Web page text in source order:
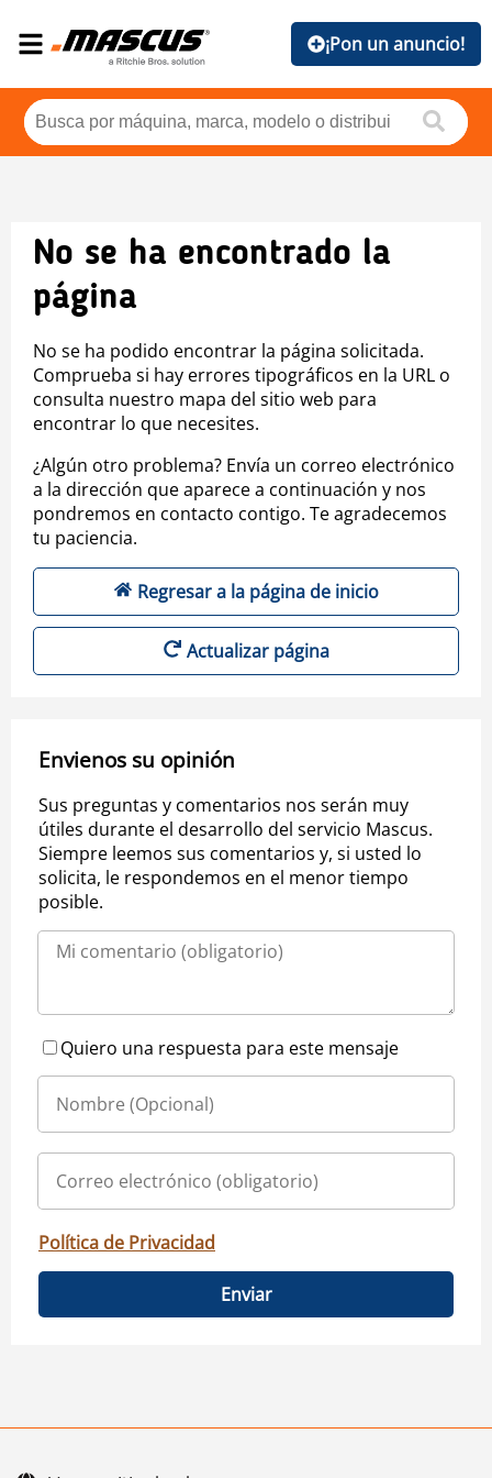
¡Pon un anuncio!
No se ha encontrado la
página
No se ha podido encontrar la página solicitada.
Comprueba si hay errores tipográficos en la URL o
consulta nuestro mapa del sitio web para
encontrar lo que necesites.
¿Algún otro problema? Envía un correo electrónico
a la dirección que aparece a continuación y nos
pondremos en contacto contigo. Te agradecemos
tu paciencia.
Regresar a la página de inicio
Actualizar página
Envienos su opinión
Sus preguntas y comentarios nos serán muy
útiles durante el desarrollo del servicio Mascus.
Siempre leemos sus comentarios y, si usted lo
solicita, le respondemos en el menor tiempo
posible.
Quiero una respuesta para este mensaje
Política de Privacidad
Enviar